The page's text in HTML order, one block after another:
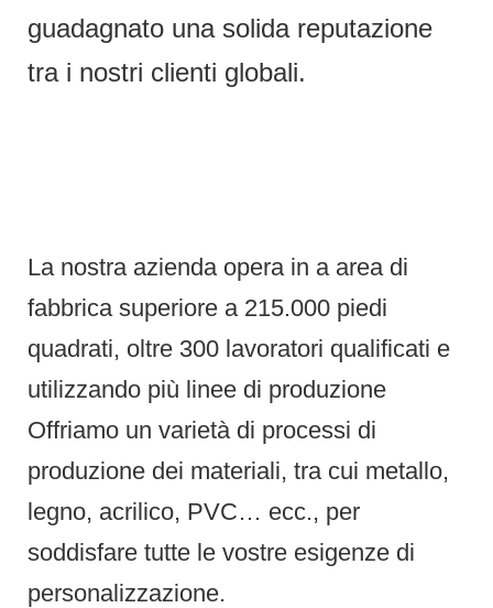
guadagnato una solida reputazione
tra i nostri clienti globali.
La nostra azienda opera in a area di
fabbrica superiore a 215.000 piedi
quadrati, oltre 300 lavoratori qualificati e
utilizzando più linee di produzione
Offriamo un varietà di processi di
produzione dei materiali, tra cui metallo,
legno, acrilico, PVC… ecc., per
soddisfare tutte le vostre esigenze di
personalizzazione.